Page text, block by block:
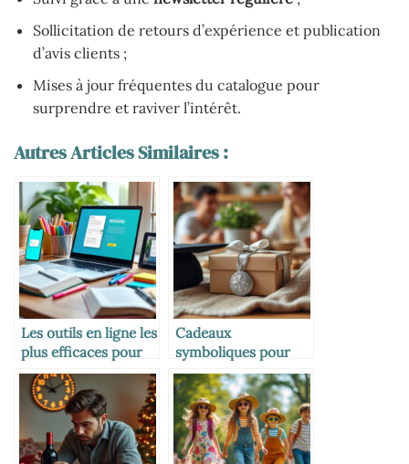
Sollicitation de retours d’expérience et publication
d’avis clients ;
Mises à jour fréquentes du catalogue pour
surprendre et raviver l’intérêt.
Autres Articles Similaires :
Les outils en ligne les
plus efficaces pour
réviser
Cadeaux
symboliques pour
marquer les grandes
étapes de vie